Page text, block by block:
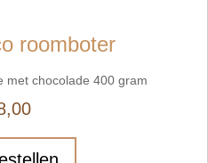
roomboter
met chocolade 400 gram